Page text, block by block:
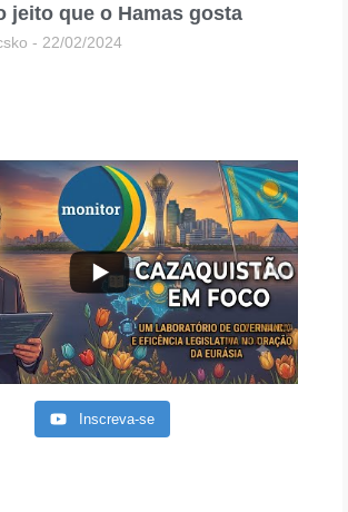
jeito que o Hamas gosta
22/02/2024
Inscreva-se